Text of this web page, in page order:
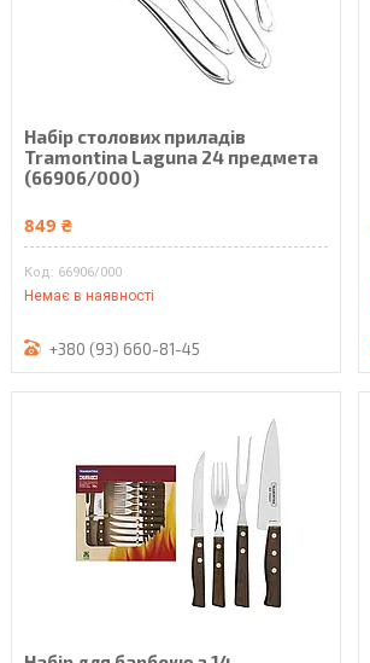
Набір столових приладів
Tramontina Laguna 24 предмета
(66906/000)
849 ₴
66906/000
Немає в наявності
+380 (93) 660-81-45